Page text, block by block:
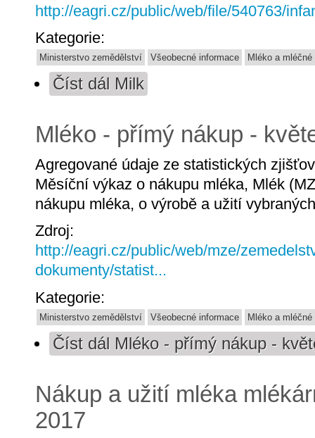
http://eagri.cz/public/web/file/540763/
Kategorie:
Ministerstvo zemědělství Všeobecné informace Mléko a
Číst dál Milk
Mléko - přímý nákup -
Agregované údaje ze statistických
Měsíční výkaz o nákupu mléka, Mlék
nákupu mléka, o výrobě a užití
Zdroj:
http://eagri.cz/public/web/mze/
dokumenty/statist...
Kategorie:
Ministerstvo zemědělství Všeobecné informace Mléko a
Číst dál Mléko - přímý nákup -
Nákup a užití mléka
2017